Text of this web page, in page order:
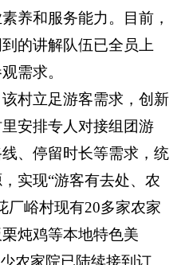
养和服务能力。目前，
的讲解队伍已全员上
需求。
村立足游客需求，创新
安排专人对接组团游
、停留时长等需求，统
实现“游客有去处、农
厂峪村现有20多家农家
炖鸡等本地特色美
农家院已陆续接到订